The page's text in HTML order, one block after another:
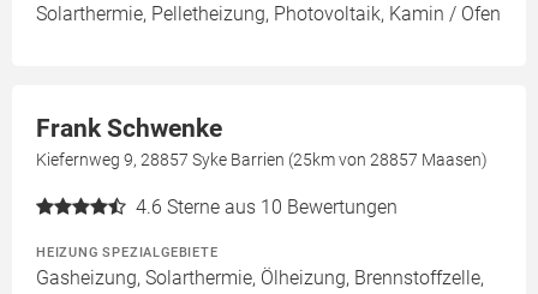
Solarthermie, Pelletheizung, Photovoltaik, Kamin / Ofen
Frank Schwenke
Kiefernweg 9, 28857 Syke Barrien (25km von 28857 Maasen)
4.6 Sterne aus 10 Bewertungen
HEIZUNG SPEZIALGEBIETE
Gasheizung, Solarthermie, Ölheizung, Brennstoffzelle,